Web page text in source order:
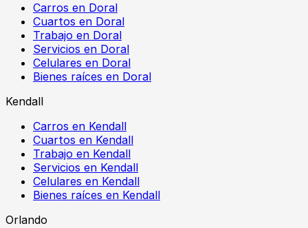
Carros en Doral
Cuartos en Doral
Trabajo en Doral
Servicios en Doral
Celulares en Doral
Bienes raíces en Doral
Kendall
Carros en Kendall
Cuartos en Kendall
Trabajo en Kendall
Servicios en Kendall
Celulares en Kendall
Bienes raíces en Kendall
Orlando